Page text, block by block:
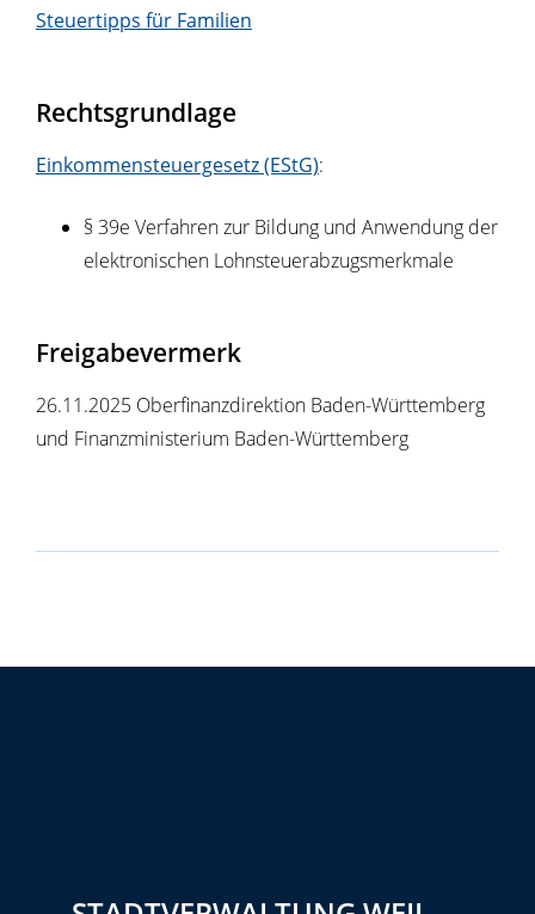
Steuertipps für Familien
Rechtsgrundlage
Einkommensteuergesetz (EStG):
§ 39e Verfahren zur Bildung und Anwendung der
elektronischen Lohnsteuerabzugsmerkmale
Freigabevermerk
26.11.2025 Oberfinanzdirektion Baden-Württemberg
und Finanzministerium Baden-Württemberg